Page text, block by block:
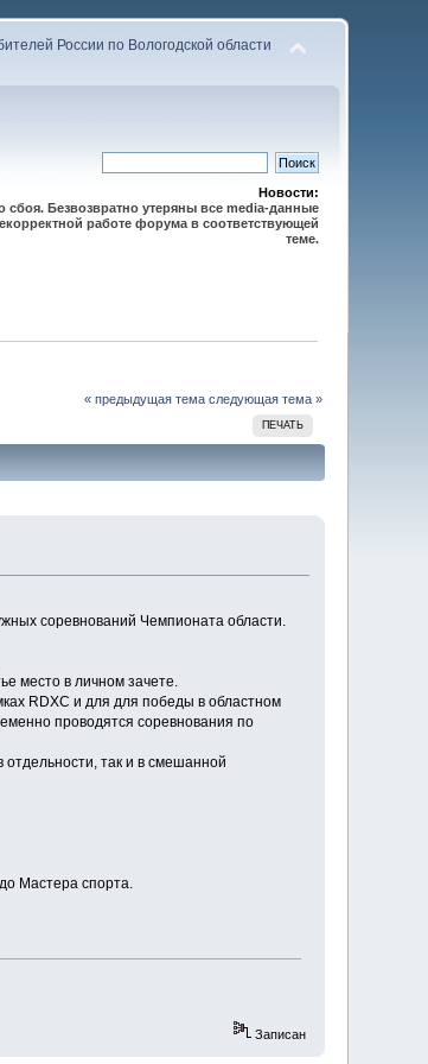
России по Вологодской области
Новости:
сбоя. Безвозвратно утеряны все media-данные
работе форума в соответствующей
теме.
« предыдущая тема следующая тема »
ПЕЧАТЬ
соревнований Чемпионата области.
место в личном зачете.
RDXC и для для победы в областном
проводятся соревнования по
отдельности, так и в смешанной
Мастера спорта.
Записан